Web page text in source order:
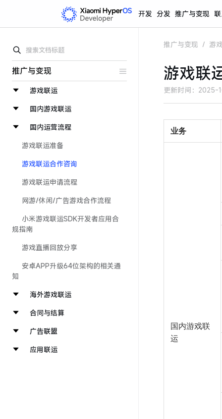
开发 分发 推广与变现
推广与变现
游戏联运
国内游戏联运
国内运营流程
游戏联运准备
游戏联运合作咨询
游戏联运申请流程
网游/休闲/广告游戏合作流程
小米游戏联运SDK开发者应用合
规指南
游戏直播回放分享
安卓APP升级64位架构的相关通
知
海外游戏联运
合同与结算
广告联盟
应用联运
推广与变现 / 游
游戏联
更新时间： 2025-
业务
国内游戏联
运